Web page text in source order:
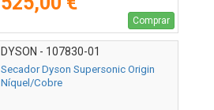
Comprar
DYSON - 107830-01
Secador Dyson Supersonic Origin
Níquel/Cobre